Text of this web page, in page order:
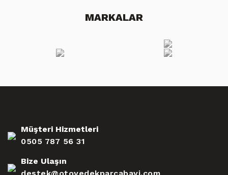
MARKALAR
Müşteri Hizmetleri
0505 787 56 31
Bize Ulaşın